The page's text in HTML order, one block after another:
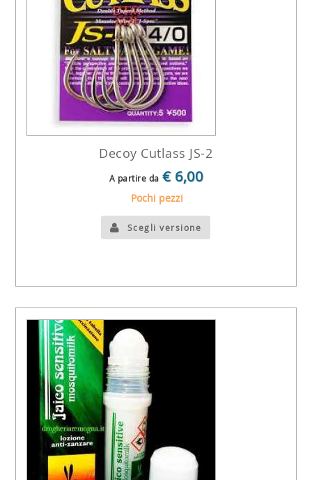
Decoy Cutlass JS-2
A partire da € 6,00
Pochi pezzi
Scegli versione